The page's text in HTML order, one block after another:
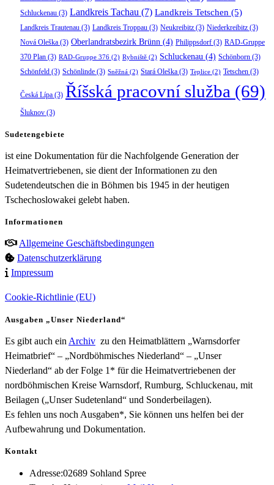
Schluckenau (3) Landkreis Tachau (7) Landkreis Tetschen (5)
Landkreis Trautenau (3) Landkreis Troppau (3) Neukreibitz (3) Niederkreibitz (3)
Nová Oleška (3) Oberlandratsbezirk Brünn (4) Philippsdorf (3) RAD-Gruppe
370 Plan (3) RAD-Gruppe 376 (2) Rybniště (2) Schluckenau (4) Schönborn (3)
Schönfeld (3) Schönlinde (3) Sněžná (2) Stará Oleška (3) Teplice (2) Tetschen (3)
Česká Lípa (3) Říšská pracovní služba (69)
Šluknov (3)
Sudetengebiete
ist eine Dokumentation für die Nachfolgende Generation der
Heimatvertriebenen, sie dient der Informationen zu den
Sudetendeutschen die in Böhmen bis 1945 in der heutigen
Tschechoslowakei gelebt haben.
Informationen
Allgemeine Geschäftsbedingungen
Datenschutzerklärung
Impressum
Cookie-Richtlinie (EU)
Ausgaben „Unser Niederland“
Es gibt auch ein Archiv zu den Heimatblättern „Warnsdorfer
Heimatbrief“ – „Nordböhmisches Niederland“ – „Unser
Niederland“ ab der Folge 1* für die Heimatvertriebenen der
nordböhmischen Kreise Warnsdorf, Rumburg, Schluckenau, mit
Beilagen („Unser Sudetenland“ und Sonderbeilagen).
Es fehlen uns noch Ausgaben*, Sie können uns helfen bei der
Aufbewahrung und Dokumentation.
Kontakt
Adresse:02689 Sohland Spree